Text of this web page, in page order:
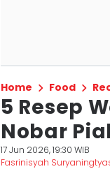
Home Food
5 Resep
Nobar
17 Jun 2026, 19:30 WIB
Fasrinisyah